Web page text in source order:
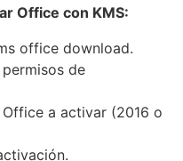
Office con KMS:
office download.
de
a activar (2016 o